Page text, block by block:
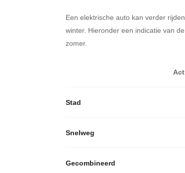
Een elektrische auto kan verder
winter. Hieronder een indicatie van
zomer.
Stad
Snelweg
Gecombineerd